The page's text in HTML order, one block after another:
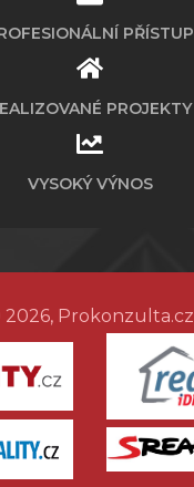
PŘÍSTUP
PROJEKTY
VYSOKÝ VÝNOS
2026, Prokonzulta.cz